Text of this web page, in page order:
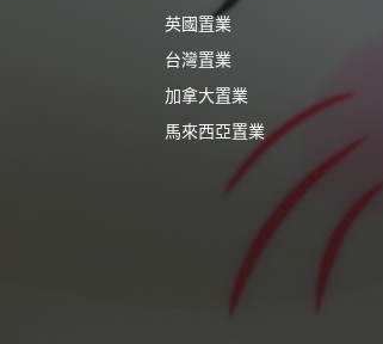
英國置業
台灣置業
加拿大置業
馬來西亞置業